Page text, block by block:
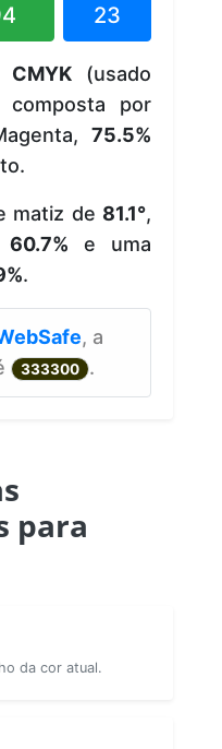
23
CMYK(usado
composta por
75.5%
matiz de 81.1°,
60.7% e uma
.
, a
333300 .
para
da cor atual.